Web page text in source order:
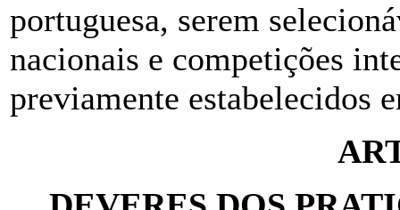
portuguesa, serem
nacionais e competições
previamente estabelecidos